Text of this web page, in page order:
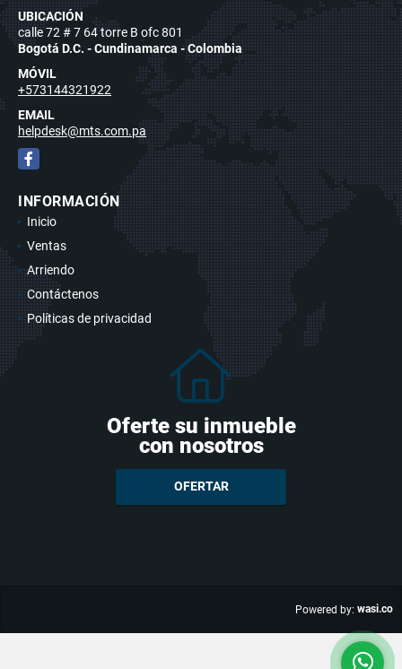
UBICACIÓN
calle 72 # 7 64 torre B ofc 801
Bogotá D.C. - Cundinamarca - Colombia
MÓVIL
+573144321922
EMAIL
helpdesk@mts.com.pa
Facebook
INFORMACIÓN
Inicio
Ventas
Arriendo
Contáctenos
Políticas de privacidad
Oferte su inmueble
con nosotros
OFERTAR
Powered by: wasi.co